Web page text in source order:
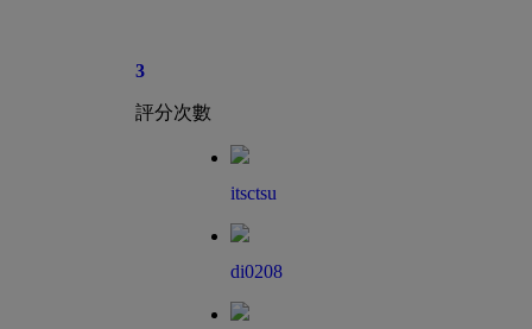
3
評分次數
itsctsu
di0208